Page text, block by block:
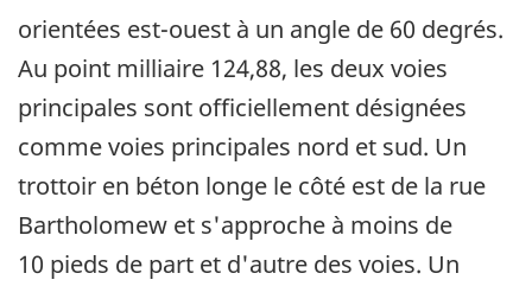
orientées est-ouest à un angle de 60 degrés.
Au point milliaire 124,88, les deux voies
principales sont officiellement désignées
comme voies principales nord et sud. Un
trottoir en béton longe le côté est de la rue
Bartholomew et s'approche à moins de
10 pieds de part et d'autre des voies. Un